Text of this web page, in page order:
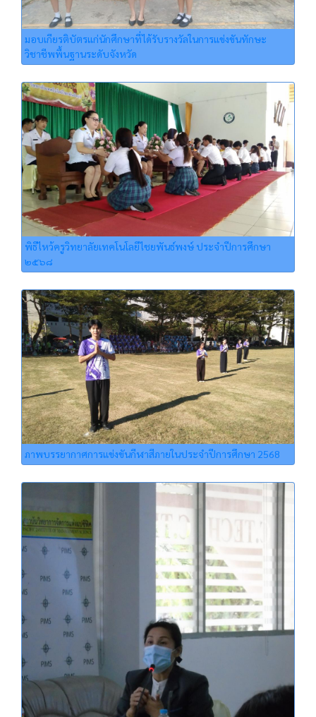
มอบเกียรติบัตรแก่นักศึกษาที่ได้รับรางวัลในการแข่งขันทักษะ
วิชาชีพพื้นฐานระดับจังหวัด
พิธีไหว้ครูวิทยาลัยเทคโนโลยีไชยพันธ์พงษ์ ประจำปีการศึกษา
๒๕๖๘
ภาพบรรยากาศการแข่งขันกีฬาสีภายในประจำปีการศึกษา 2568